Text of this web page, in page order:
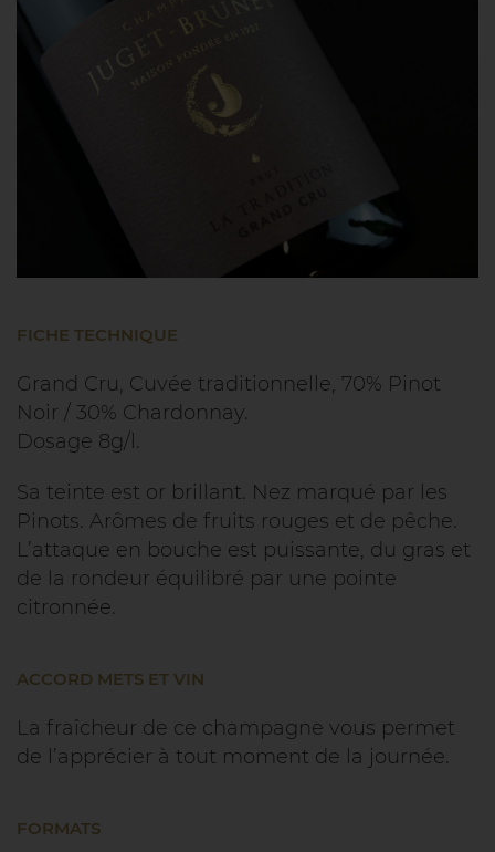
FICHE TECHNIQUE
Grand Cru, Cuvée traditionnelle, 70% Pinot
Noir / 30% Chardonnay.
Dosage 8g/l.
Sa teinte est or brillant. Nez marqué par les
Pinots. Arômes de fruits rouges et de pêche.
L’attaque en bouche est puissante, du gras et
de la rondeur équilibré par une pointe
citronnée.
ACCORD METS ET VIN
La fraîcheur de ce champagne vous permet
de l’apprécier à tout moment de la journée.
FORMATS